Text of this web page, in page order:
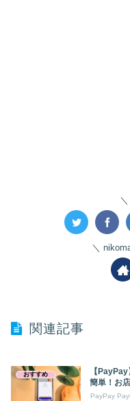
関連記事
おすすめ
【
簡単！お
PayPay